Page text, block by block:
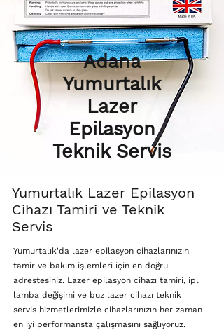
Adana
Yumurtalık
Lazer
Epilasyon
Teknik Servis
Yumurtalık Lazer Epilasyon
Cihazı Tamiri ve Teknik
Servis
Yumurtalık'da lazer epilasyon cihazlarınızın
tamir ve bakım işlemleri için en doğru
adrestesiniz. Lazer epilasyon cihazı tamiri, ipl
lamba değişimi ve buz lazer cihazı teknik
servis hizmetlerimizle cihazlarınızın her zaman
en iyi performansta çalışmasını sağlıyoruz.